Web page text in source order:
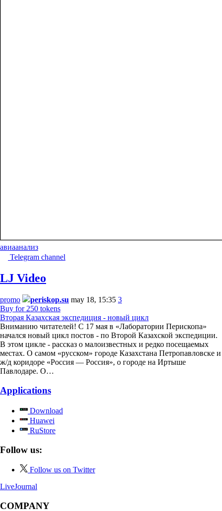
авиаанализ
Telegram channel
LJ Video
promo periskop.su may 18, 15:35 3
Buy for 250 tokens
Вторая Казахская экспедиция - новый цикл
Вниманию читателей! С 17 мая в «Лаборатории Перископа»
начался новый цикл постов - по Второй Казахской экспедиции.
В этом цикле - рассказ о малоизвестных и редко посещаемых
местах. О самом «русском» городе Казахстана Петропавловске и
ж/д коридоре «Россия — Россия», о городе на Иртыше
Павлодаре. О…
Applications
Download
Huawei
RuStore
Follow us:
Follow us on Twitter
LiveJournal
COMPANY